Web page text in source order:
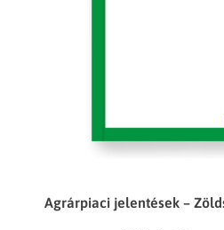
Agrárpiaci jelentések –